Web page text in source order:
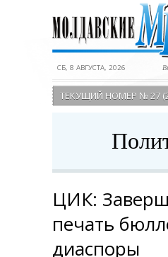
СБ, 8 АВГУСТА, 2026
ТЕКУЩИЙ НОМЕР № 27
ЦИК:
печать
диаспоры